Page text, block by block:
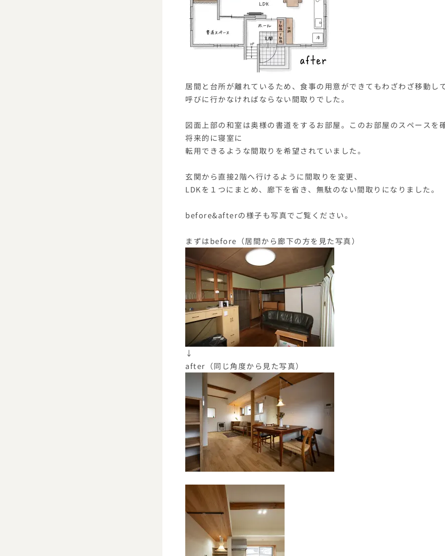
居間と台所が離れているため、食事の用意ができてもわざわざ移動し
呼びに行かなければならない間取りでした。
図面上部の和室は奥様の書道をするお部屋。このお部屋のスペースを
将来的に寝室に
転用できるような間取りを希望されていました。
玄関から直接2階へ行けるように間取りを変更、
LDKを１つにまとめ、廊下を省き、無駄のない間取りになりました。
before&afterの様子も写真でご覧ください。
まずはbefore（居間から廊下の方を見た写真）
↓
after（同じ角度から見た写真）